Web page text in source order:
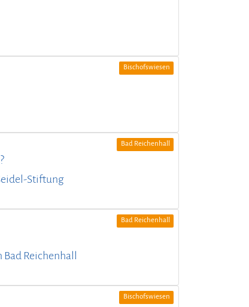
Bischofswiesen
Bad Reichenhall
Stiftung
Bad Reichenhall
Reichenhall
Bischofswiesen